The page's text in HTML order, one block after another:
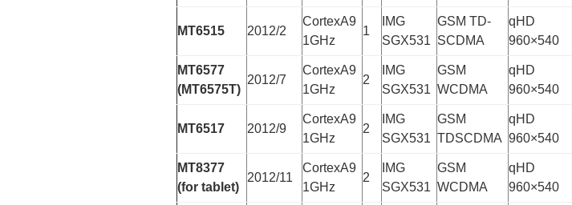
MT6515 2012/2
CortexA9
1GHz
1
IMG
SGX531
GSM TD-
SCDMA
qHD
960×540
MT6577
(MT6575T)
2012/7
CortexA9
1GHz
2
IMG
SGX531
GSM
WCDMA
qHD
960×540
MT6517 2012/9
CortexA9
1GHz
2
IMG
SGX531
GSM
TDSCDMA
qHD
960×540
MT8377
(for tablet)
2012/11
CortexA9
1GHz
2
IMG
SGX531
GSM
WCDMA
qHD
960×540